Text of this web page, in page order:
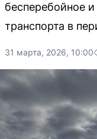
бесперебойное
транспорта в
31 марта, 2026, 10:00